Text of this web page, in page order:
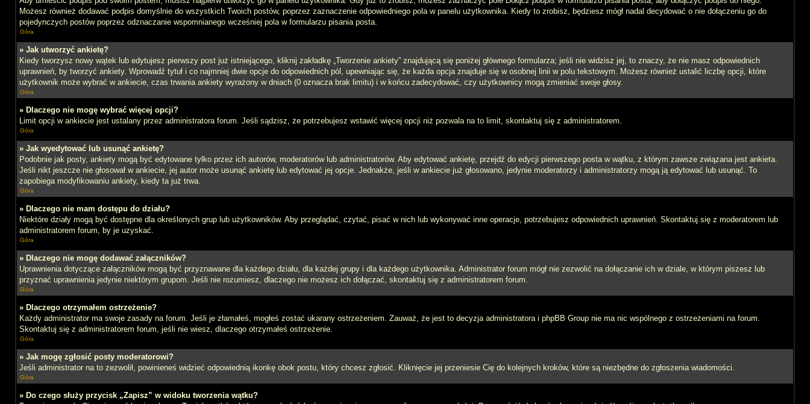
Możesz również dodawać podpis domyślnie do wszystkich Twoich postów, poprzez zaznaczenie odpowiedniego pola w panelu użytkownika. Kiedy to zrobisz, będziesz mógł nadal decydować o nie dołączeniu go do
pojedynczych postów poprzez odznaczanie wspomnianego wcześniej pola w formularzu pisania posta.
Góra
» Jak utworzyć ankietę?
Kiedy tworzysz nowy wątek lub edytujesz pierwszy post już istniejącego, kliknij zakładkę „Tworzenie ankiety” znajdującą się poniżej głównego formularza; jeśli nie widzisz jej, to znaczy, że nie masz odpowiednich
uprawnień, by tworzyć ankiety. Wprowadź tytuł i co najmniej dwie opcje do odpowiednich pól, upewniając się, że każda opcja znajduje się w osobnej linii w polu tekstowym. Możesz również ustalić liczbę opcji, które
użytkownik może wybrać w ankiecie, czas trwania ankiety wyrażony w dniach (0 oznacza brak limitu) i w końcu zadecydować, czy użytkownicy mogą zmieniać swoje głosy.
Góra
» Dlaczego nie mogę wybrać więcej opcji?
Limit opcji w ankiecie jest ustalany przez administratora forum. Jeśli sądzisz, że potrzebujesz wstawić więcej opcji niż pozwala na to limit, skontaktuj się z administratorem.
Góra
» Jak wyedytować lub usunąć ankietę?
Podobnie jak posty, ankiety mogą być edytowane tylko przez ich autorów, moderatorów lub administratorów. Aby edytować ankietę, przejdź do edycji pierwszego posta w wątku, z którym zawsze związana jest ankieta.
Jeśli nikt jeszcze nie głosował w ankiecie, jej autor może usunąć ankietę lub edytować jej opcje. Jednakże, jeśli w ankiecie już głosowano, jedynie moderatorzy i administratorzy mogą ją edytować lub usunąć. To
zapobiega modyfikowaniu ankiety, kiedy ta już trwa.
Góra
» Dlaczego nie mam dostępu do działu?
Niektóre działy mogą być dostępne dla określonych grup lub użytkowników. Aby przeglądać, czytać, pisać w nich lub wykonywać inne operacje, potrzebujesz odpowiednich uprawnień. Skontaktuj się z moderatorem lub
administratorem forum, by je uzyskać.
Góra
» Dlaczego nie mogę dodawać załączników?
Uprawnienia dotyczące załączników mogą być przyznawane dla każdego działu, dla każdej grupy i dla każdego użytkownika. Administrator forum mógł nie zezwolić na dołączanie ich w dziale, w którym piszesz lub
przyznać uprawnienia jedynie niektórym grupom. Jeśli nie rozumiesz, dlaczego nie możesz ich dołączać, skontaktuj się z administratorem forum.
Góra
» Dlaczego otrzymałem ostrzeżenie?
Każdy administrator ma swoje zasady na forum. Jeśli je złamałeś, mogłeś zostać ukarany ostrzeżeniem. Zauważ, że jest to decyzja administratora i phpBB Group nie ma nic wspólnego z ostrzeżeniami na forum.
Skontaktuj się z administratorem forum, jeśli nie wiesz, dlaczego otrzymałeś ostrzeżenie.
Góra
» Jak mogę zgłosić posty moderatorowi?
Jeśli administrator na to zezwolił, powinieneś widzieć odpowiednią ikonkę obok postu, który chcesz zgłosić. Kliknięcie jej przeniesie Cię do kolejnych kroków, które są niezbędne do zgłoszenia wiadomości.
Góra
» Do czego służy przycisk „Zapisz” w widoku tworzenia wątku?